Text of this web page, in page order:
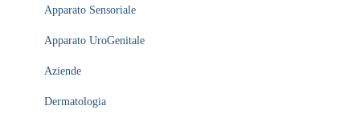
Apparato Sensoriale
Apparato UroGenitale
Aziende
Dermatologia